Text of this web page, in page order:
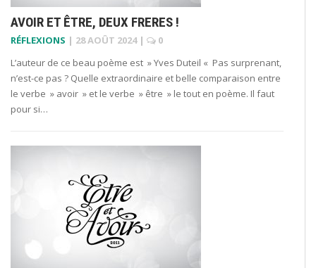
AVOIR ET ÊTRE, DEUX FRERES !
RÉFLEXIONS | 28 AOÛT 2024 |
0
L’auteur de ce beau poème est » Yves Duteil « Pas surprenant,
n’est-ce pas ? Quelle extraordinaire et belle comparaison entre
le verbe » avoir » et le verbe » être » le tout en poème. Il faut
pour si…